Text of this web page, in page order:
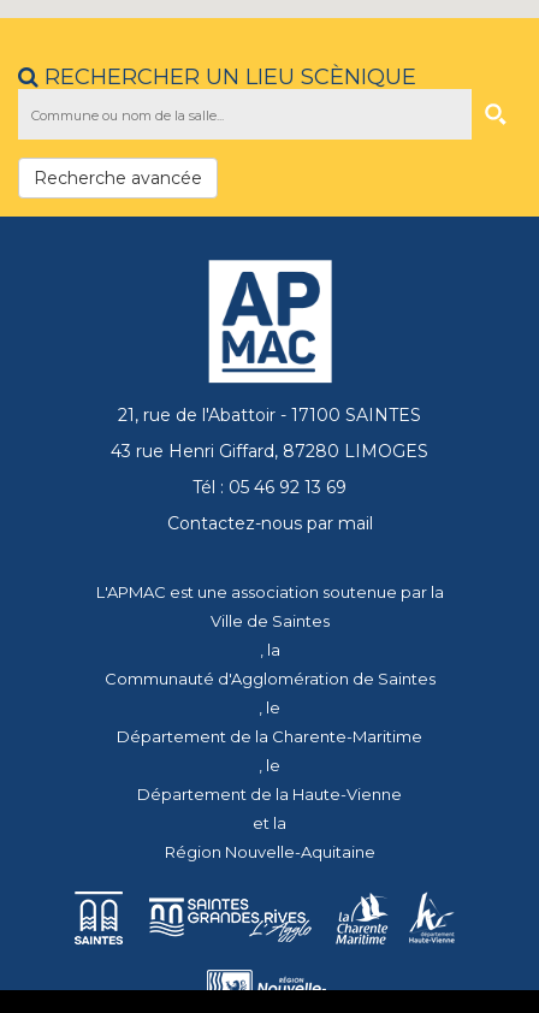
RECHERCHER UN LIEU SCÈNIQUE
Recherche avancée
21, rue de l'Abattoir - 17100 SAINTES
43 rue Henri Giffard, 87280 LIMOGES
Tél : 05 46 92 13 69
Contactez-nous par mail
L'APMAC est une association soutenue par la
Ville de Saintes
, la
Communauté d'Agglomération de Saintes
, le
Département de la Charente-Maritime
, le
Département de la Haute-Vienne
et la
Région Nouvelle-Aquitaine